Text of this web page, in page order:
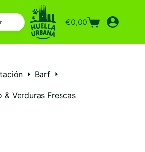
Carro
compra
€0,00
Barf
& Verduras Frescas